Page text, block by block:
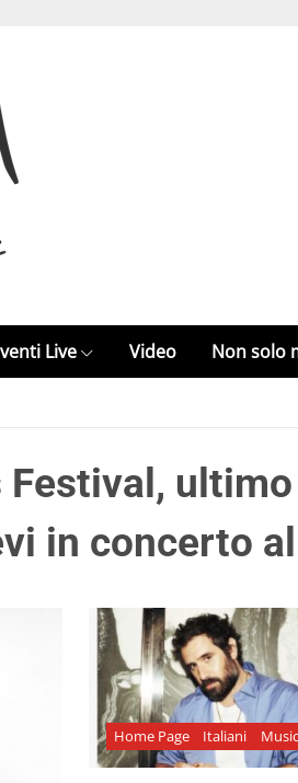
Live Video Non solo
Festival,
in concerto
Home Page Italiani